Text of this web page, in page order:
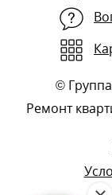
©
Ремонт